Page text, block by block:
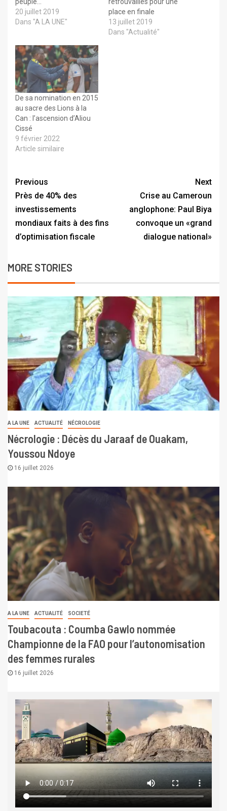
peuple…
20 juillet 2019
Dans "A LA UNE"
retrouvailles pour une
place en finale
13 juillet 2019
Dans "Actualité"
De sa nomination en 2015
au sacre des Lions à la
Can : l’ascension d’Aliou
Cissé
9 février 2022
Article similaire
Previous
Près de 40% des
investissements
mondiaux faits à des fins
d’optimisation fiscale
Next
Crise au Cameroun
anglophone: Paul Biya
convoque un «grand
dialogue national»
MORE STORIES
A LA UNE ACTUALITÉ NÉCROLOGIE
Nécrologie : Décès du Jaraaf de Ouakam,
Youssou Ndoye
16 juillet 2026
A LA UNE ACTUALITÉ SOCIETÉ
Toubacouta : Coumba Gawlo nommée
Championne de la FAO pour l’autonomisation
des femmes rurales
16 juillet 2026